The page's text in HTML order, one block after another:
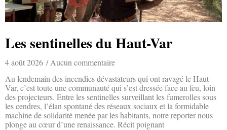
Les sentinelles du Haut-Var
4 août 2026
Aucun commentaire
Au lendemain des incendies dévastateurs qui ont ravagé le Haut-
Var, c’est toute une communauté qui s’est dressée face au feu, loin
des projecteurs. Entre les sentinelles surveillant les fumerolles sous
les cendres, l’élan spontané des réseaux sociaux et la formidable
machine de solidarité menée par les habitants, notre reporter nous
plonge au cœur d’une renaissance. Récit poignant